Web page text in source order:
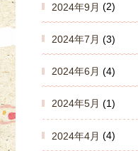
2024年9月 (2)
2024年7月 (3)
2024年6月 (4)
2024年5月 (1)
2024年4月 (4)